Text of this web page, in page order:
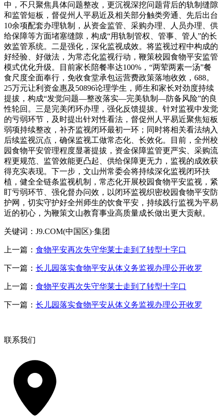
中，不只聚焦具体问题整改，更沉视深挖问题背后的轨制缝隙
和监管短板，督促州人平易近及相关部分触类旁通、先后出台
10余项配套办理轨制，从资金监管、采购办理、人员办理、供
给保障等方面堵塞缝隙，构成“用轨制管权、管事、管人”的长
效监管系统。二是强化，深化监视成效。将监视过程中构成的
好经验、好做法，为常态化监视行动，鞭策校园食物平安监管
模式优化升级。目前家长陪餐率达100%，“两荤两素一汤”餐
食尺度全面奉行，免收食堂承包运营费政策落地收效，688。
25万元让利资金惠及50896论理学生，师生和家长对劲度持续
提拔，构成“发觉问题—整改落实—完美轨制—防备风险”的良
性轮回。三是完美闭环办理，强化反馈提拔。针对监视中发觉
的亏弱环节，及时提出针对性看法，督促州人平易近聚焦短板
弱项持续整改，补齐监视闭环最初一环；同时将相关看法纳入
后续监视沉点，确保监视工做常态化、长效化。目前，全州校
园食物平安管理程度显著提拔，资金保障监管更严实、采购流
程更规范、监管效能更凸起、供给保障更无力，监视的成效获
得充实表现。下一步，文山州常委会将持续深化监视闭环扶
植，健全全链条监视机制，常态化开展校园食物平安监视，紧
盯亏弱环节、强化督办问效，以闭环监视织密校园食物平安防
护网，切实守护好全州师生的饮食平安，持续践行监视为平易
近的初心，为鞭策文山教育事业高质量成长做出更大贡献。
关键词：J9.COM(中国区)·集团
上一篇： 食物平安再次失守华莱士走到了转型十字口
下一篇： 长儿园落实食物平安从体义务监视办理公开收罗
上一篇： 食物平安再次失守华莱士走到了转型十字口
下一篇： 长儿园落实食物平安从体义务监视办理公开收罗
联系我们